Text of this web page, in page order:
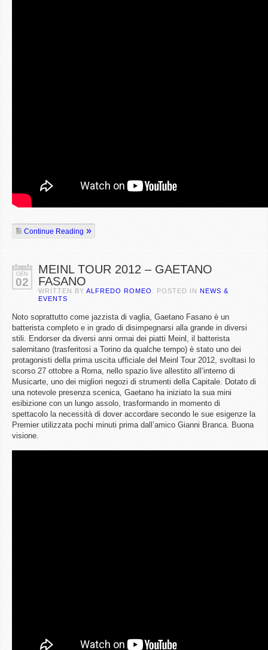
Continue Reading
GEN
02
MEINL TOUR 2012 – GAETANO
FASANO
WRITTEN BY ALFREDO ROMEO . POSTED IN NEWS &
EVENTS
Noto soprattutto come jazzista di vaglia, Gaetano Fasano è un
batterista completo e in grado di disimpegnarsi alla grande in diversi
stili. Endorser da diversi anni ormai dei piatti Meinl, il batterista
salernitano (trasferitosi a Torino da qualche tempo) è stato uno dei
protagonisti della prima uscita ufficiale del Meinl Tour 2012, svoltasi lo
scorso 27 ottobre a Roma, nello spazio live allestito all’interno di
Musicarte, uno dei migliori negozi di strumenti della Capitale. Dotato di
una notevole presenza scenica, Gaetano ha iniziato la sua mini
esibizione con un lungo assolo, trasformando in momento di
spettacolo la necessità di dover accordare secondo le sue esigenze la
Premier utilizzata pochi minuti prima dall’amico Gianni Branca. Buona
visione.